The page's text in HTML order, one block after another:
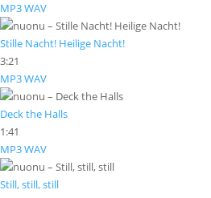
MP3WAV
Stille Nacht! Heilige Nacht!
3:21
MP3WAV
Deck the Halls
1:41
MP3WAV
Still, still, still